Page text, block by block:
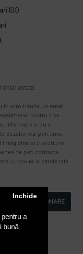
a
bună
Inchide
ISO
chiar astazi.
iti vom trimite un email
ul nostru o sa
informativ si cu o
dezabonezi poti urma
inregistrat ai o sectiune
ne poti contacta
cu privire la datele tale
ABONARE